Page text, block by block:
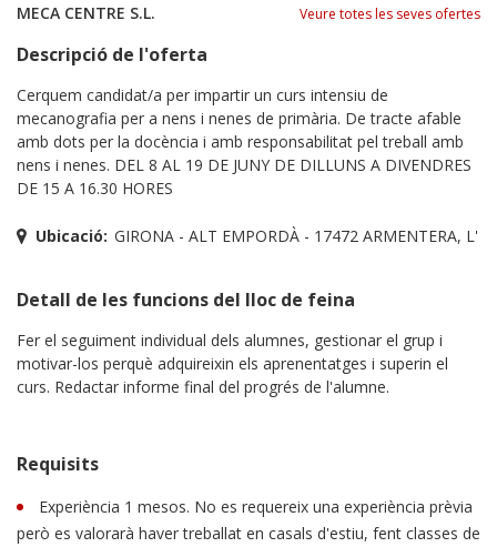
MECA CENTRE S.L. Veure totes les seves ofertes
Descripció de l'oferta
Cerquem candidat/a per impartir un curs intensiu de
mecanografia per a nens i nenes de primària. De tracte afable
amb dots per la docència i amb responsabilitat pel treball amb
nens i nenes. DEL 8 AL 19 DE JUNY DE DILLUNS A DIVENDRES
DE 15 A 16.30 HORES
Ubicació: GIRONA - ALT EMPORDÀ - 17472 ARMENTERA, L'
Detall de les funcions del lloc de feina
Fer el seguiment individual dels alumnes, gestionar el grup i
motivar-los perquè adquireixin els aprenentatges i superin el
curs. Redactar informe final del progrés de l'alumne.
Requisits
Experiència 1 mesos. No es requereix una experiència prèvia
però es valorarà haver treballat en casals d'estiu, fent classes de